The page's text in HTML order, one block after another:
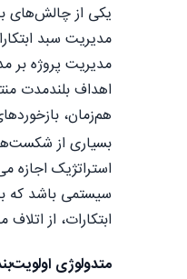
یکی از چالش‌های
مدیریت سبد
مدیریت پروژه بر
اهداف بلندمدت
هم‌زمان،
بسیاری از
استراتژیک اجازه
سیستمی باشد که
ابتکارات، از
متدولوژی